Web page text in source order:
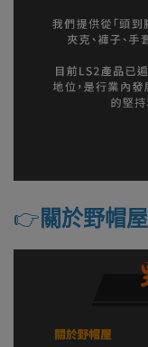
👉️ 關於野帽屋